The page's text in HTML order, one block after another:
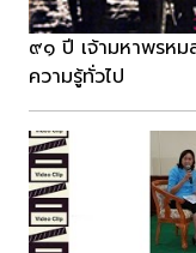
๙๑ ปี เจ้ามหาพรหม
ความรู้ทั่วไป